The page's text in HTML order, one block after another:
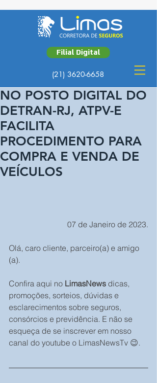
Filial Digital
(21) 3620-6658
NO POSTO DIGITAL DO
DETRAN-RJ, ATPV-E
FACILITA
PROCEDIMENTO PARA
COMPRA E VENDA DE
VEÍCULOS
07 de Janeiro de 2023.
Olá, caro cliente, parceiro(a) e amigo
(a).
Confira aqui no LimasNews dicas,
promoções, sorteios, dúvidas e
esclarecimentos sobre seguros,
consórcios e previdência. E não se
esqueça de se inscrever em nosso
canal do youtube o LimasNewsTv 😉.